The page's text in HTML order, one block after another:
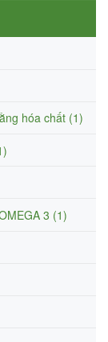
hóa chất (1)
3 (1)